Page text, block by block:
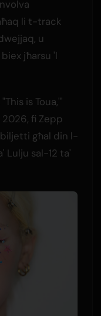
li t-track
u
jħarsu 'l
is Toua,"'
fi Zepp
għal din l-
sal-12 ta'